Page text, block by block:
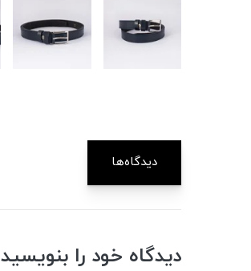
دیدگاه‌ها
دیدگاه خود را بنویسید